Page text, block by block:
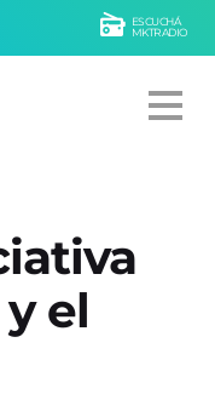
ESCUCHÁ
MKTRADIO
el